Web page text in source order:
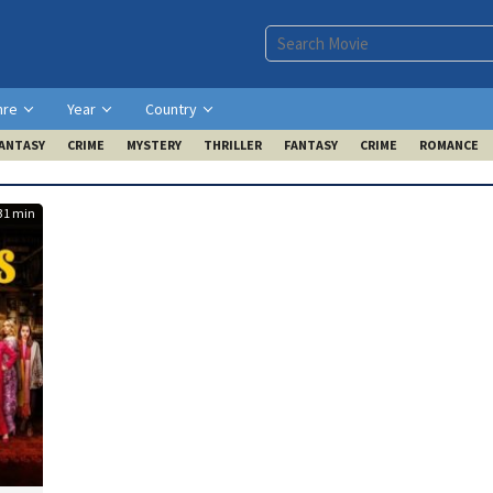
Year Country
CRIME MYSTERY THRILLER FANTASY CRIME ROMANCE
min